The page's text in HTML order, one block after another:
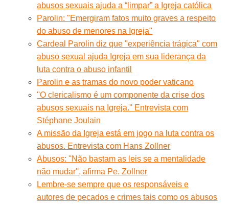
abusos sexuais ajuda a “limpar” a Igreja católica
Parolin: "Emergiram fatos muito graves a respeito
do abuso de menores na Igreja"
Cardeal Parolin diz que "experiência trágica" com
abuso sexual ajuda Igreja em sua liderança da
luta contra o abuso infantil
Parolin e as tramas do novo poder vaticano
''O clericalismo é um componente da crise dos
abusos sexuais na Igreja.'' Entrevista com
Stéphane Joulain
A missão da Igreja está em jogo na luta contra os
abusos. Entrevista com Hans Zollner
Abusos: ''Não bastam as leis se a mentalidade
não mudar'', afirma Pe. Zollner
Lembre-se sempre que os responsáveis e
autores de pecados e crimes tais como os abusos